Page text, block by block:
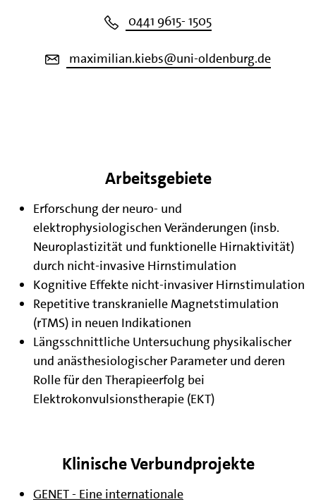
0441 9615- 1505
maximilian.kiebs@uni-oldenburg.de
Arbeitsgebiete
Erforschung der neuro- und
elektrophysiologischen Veränderungen (insb.
Neuroplastizität und funktionelle Hirnaktivität)
durch nicht-invasive Hirnstimulation
Kognitive Effekte nicht-invasiver Hirnstimulation
Repetitive transkranielle Magnetstimulation
(rTMS) in neuen Indikationen
Längsschnittliche Untersuchung physikalischer
und anästhesiologischer Parameter und deren
Rolle für den Therapieerfolg bei
Elektrokonvulsionstherapie (EKT)
Klinische Verbundprojekte
GENET - Eine internationale